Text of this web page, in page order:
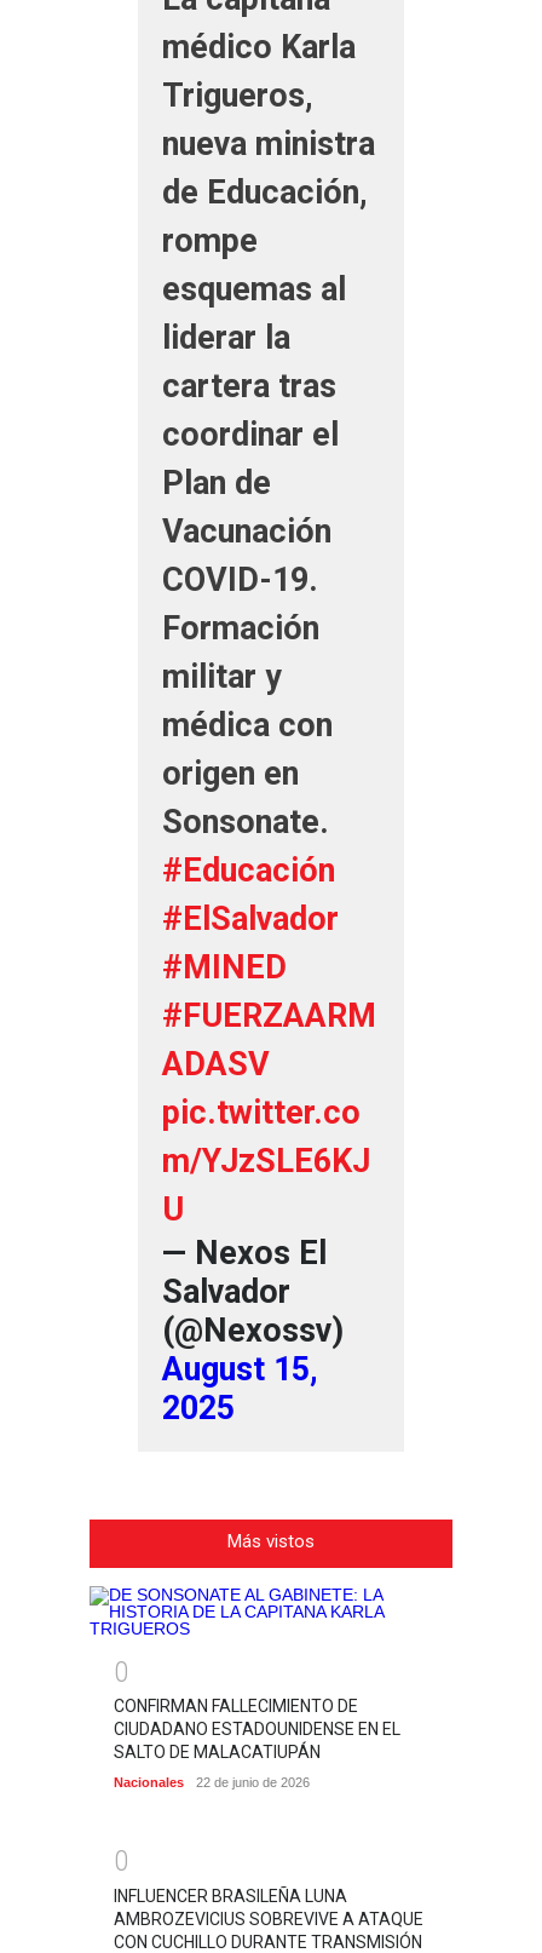
médico Karla
Trigueros,
nueva ministra
de Educación,
rompe
esquemas al
liderar la
cartera tras
coordinar el
Plan de
Vacunación
COVID-19.
Formación
militar y
médica con
origen en
Sonsonate.
#Educación
#ElSalvador
#MINED
#FUERZAARM
ADASV
pic.twitter.co
m/YJzSLE6KJ
U
— Nexos El
Salvador
(@Nexossv)
August 15,
2025
Más vistos
0
CONFIRMAN FALLECIMIENTO DE
CIUDADANO ESTADOUNIDENSE EN EL
SALTO DE MALACATIUPÁN
Nacionales 22 de junio de 2026
0
INFLUENCER BRASILEÑA LUNA
AMBROZEVICIUS SOBREVIVE A ATAQUE
CON CUCHILLO DURANTE TRANSMISIÓN